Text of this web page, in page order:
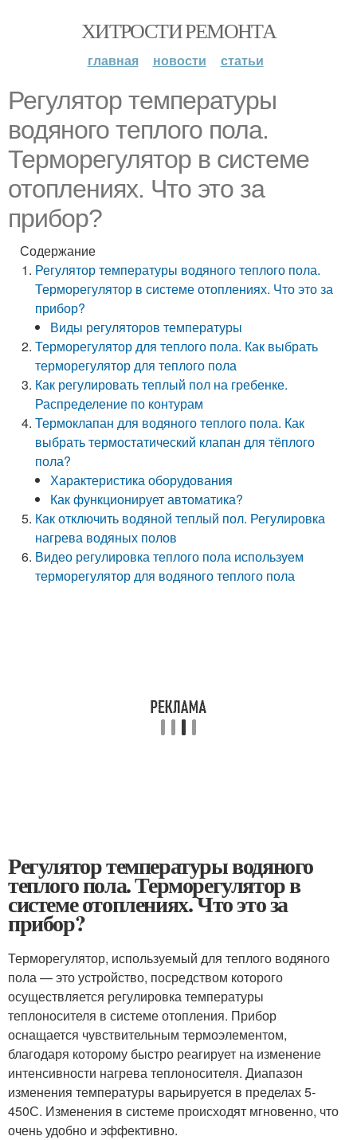
ХИТРОСТИ РЕМОНТА
главная новости статьи
Регулятор температуры
водяного теплого пола.
Терморегулятор в системе
отоплениях. Что это за
прибор?
Содержание
Регулятор температуры водяного теплого пола.
Терморегулятор в системе отоплениях. Что это за
прибор?
Виды регуляторов температуры
Терморегулятор для теплого пола. Как выбрать
терморегулятор для теплого пола
Как регулировать теплый пол на гребенке.
Распределение по контурам
Термоклапан для водяного теплого пола. Как
выбрать термостатический клапан для тёплого
пола?
Характеристика оборудования
Как функционирует автоматика?
Как отключить водяной теплый пол. Регулировка
нагрева водяных полов
Видео регулировка теплого пола используем
терморегулятор для водяного теплого пола
Регулятор температуры водяного
теплого пола. Терморегулятор в
системе отоплениях. Что это за
прибор?
Терморегулятор, используемый для теплого водяного
пола — это устройство, посредством которого
осуществляется регулировка температуры
теплоносителя в системе отопления. Прибор
оснащается чувствительным термоэлементом,
благодаря которому быстро реагирует на изменение
интенсивности нагрева теплоносителя. Диапазон
изменения температуры варьируется в пределах 5-
450С. Изменения в системе происходят мгновенно, что
очень удобно и эффективно.